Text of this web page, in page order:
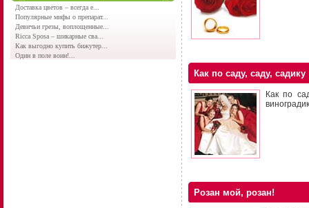
Доставка цветов – всегда е...
Популярные мифы о препарат...
Девичьи грезы, воплощенные...
Ricca Sposa – шикарные сва...
Как выгодно купить бижутер...
Один в поле воин!...
Как по саду, саду, садику
Как по
Розан мой, розан!